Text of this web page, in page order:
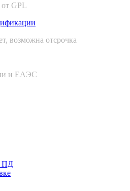
GPL
возможна отсрочка
и ЕАЭС
ПД